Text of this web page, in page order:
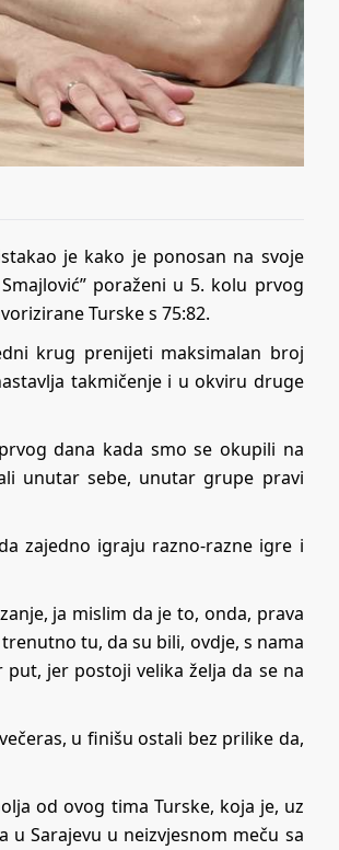
je kako je ponosan na svoje
poraženi u 5. kolu prvog
Turske s 75:82.
krug prenijeti maksimalan broj
takmičenje i u okviru druge
dana kada smo se okupili na
unutar sebe, unutar grupe pravi
zajedno igraju razno-razne igre i
ja mislim da je to, onda, prava
tu, da su bili, ovdje, s nama
jer postoji velika želja da se na
u finišu ostali bez prilike da,
od ovog tima Turske, koja je, uz
u Sarajevu u neizvjesnom meču sa